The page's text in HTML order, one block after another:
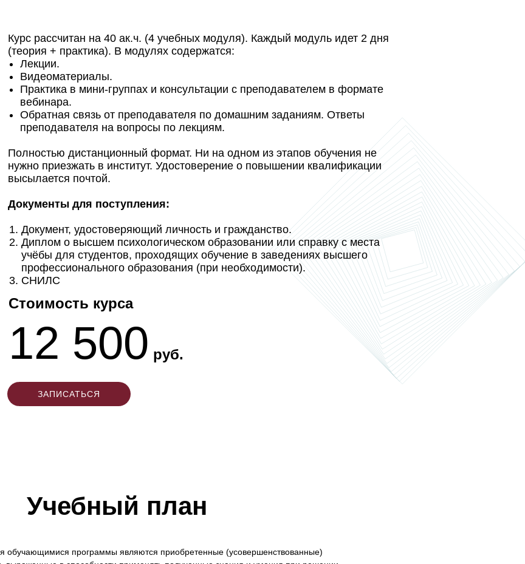
Стоимость курса
12 500 руб.
Курс рассчитан на 40 ак.ч. (4 учебных модуля). Каждый модуль идет 2 дня
(теория + практика). В модулях содержатся:
Лекции.
Видеоматериалы.
Практика в мини-группах и консультации с преподавателем в формате
вебинара.
Обратная связь от преподавателя по домашним заданиям. Ответы
преподавателя на вопросы по лекциям.
Полностью дистанционный формат. Ни на одном из этапов обучения не
нужно приезжать в институт. Удостоверение о повышении квалификации
высылается почтой.
Документы для поступления:
Документ, удостоверяющий личность и гражданство.
Диплом о высшем психологическом образовании или справку с места
учёбы для студентов, проходящих обучение в заведениях высшего
профессионального образования (при необходимости).
СНИЛС
ЗАПИСАТЬСЯ
Учебный план
обучающимися программы являются приобретенные (усовершенствованные)